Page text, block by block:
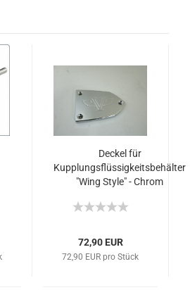
Deckel für
Kupplungsflüssigkeitsbehälter
"Wing Style" - Chrom
72,90 EUR
72,90 EUR pro Stück